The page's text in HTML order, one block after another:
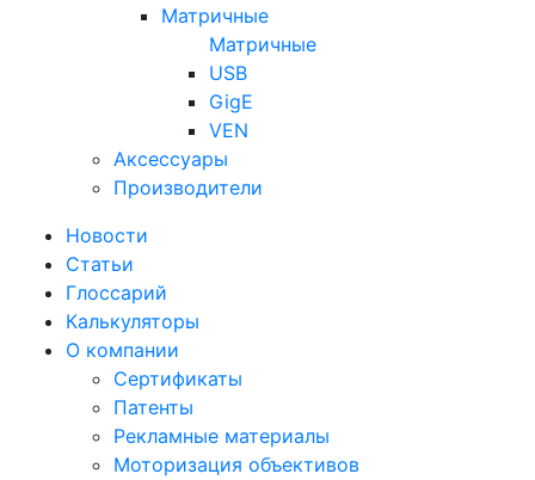
Матричные
Матричные
USB
GigE
VEN
Аксессуары
Производители
Новости
Статьи
Глоссарий
Калькуляторы
О компании
Сертификаты
Патенты
Рекламные материалы
Моторизация объективов